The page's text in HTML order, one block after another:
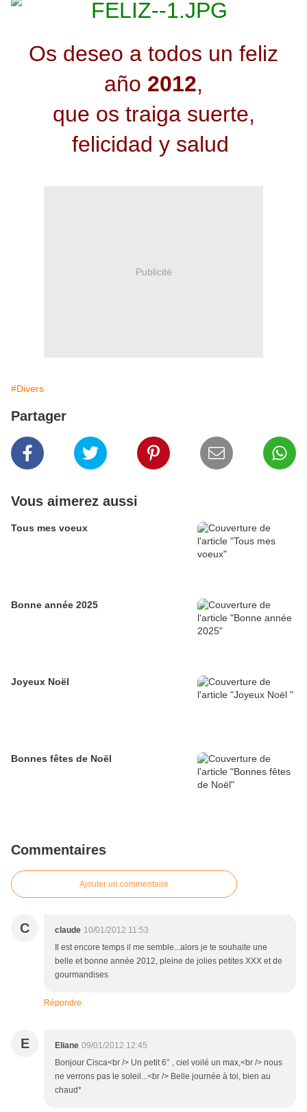
Os deseo a todos un feliz
año 2012,
que os traiga suerte,
felicidad y salud
Publicité
#Divers
Partager
Vous aimerez aussi
Tous mes voeux
Bonne année 2025
Joyeux Noël
Bonnes fêtes de Noël
Commentaires
Ajouter un commentaire
C claude 10/01/2012 11:53
Il est encore temps il me semble...alors je te souhaite une
belle et bonne année 2012, pleine de jolies petites XXX et de
gourmandises
Répondre
E Eliane 09/01/2012 12:45
Bonjour Cisca<br /> Un petit 6° , ciel voilé un max,<br /> nous
ne verrons pas le soleil...<br /> Belle journée à toi, bien au
chaud*